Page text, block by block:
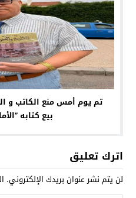
تم يوم أمس منع الكاتب و
بيع كتابه ”الأمازيغ و المخز…
اترك تعليق
لن يتم نشر عنوان بريدك الإلكتروني.